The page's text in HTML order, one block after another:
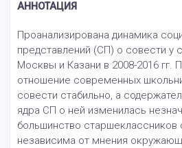
АННОТАЦИЯ
Проанализирована динамика
представлений (СП) о совести у
Москвы и Казани в 2008-2016 гг.
отношение современных
совести стабильно, а
ядра СП о ней изменилась
большинство старшеклассников
независима от мнения